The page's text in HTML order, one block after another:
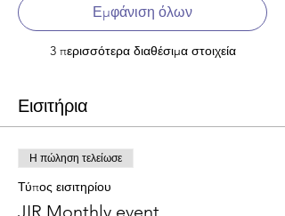
3 περισσότερα διαθέσιμα στοιχεία
Εμφάνιση όλων
Εισιτήρια
Η πώληση τελείωσε
Τύπος εισιτηρίου
JIR Monthly event